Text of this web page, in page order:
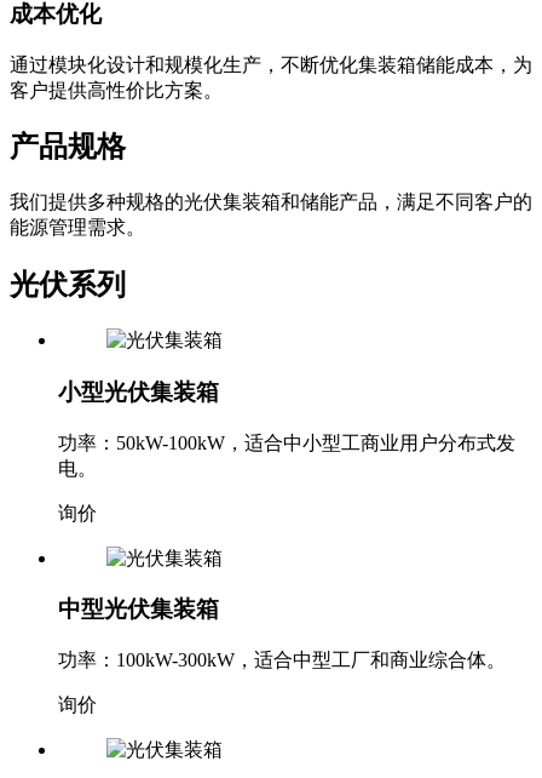
成本优化
通过模块化设计和规模化生产，不断优化集装箱储能成本，为
客户提供高性价比方案。
产品规格
我们提供多种规格的光伏集装箱和储能产品，满足不同客户的
能源管理需求。
光伏系列
小型光伏集装箱
功率：50kW-100kW，适合中小型工商业用户分布式发
电。
询价
中型光伏集装箱
功率：100kW-300kW，适合中型工厂和商业综合体。
询价